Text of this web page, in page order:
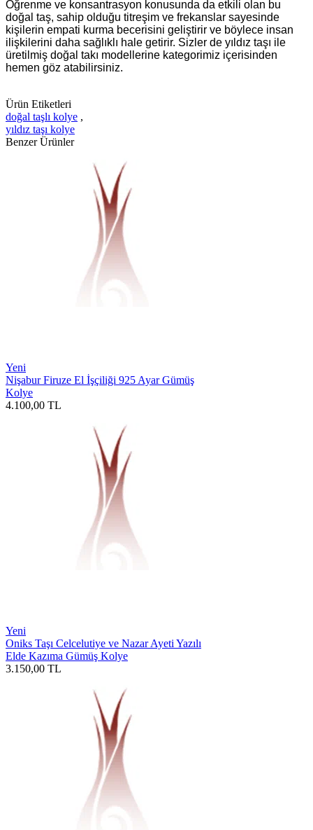
Öğrenme ve konsantrasyon konusunda da etkili olan bu
doğal taş, sahip olduğu titreşim ve frekanslar sayesinde
kişilerin empati kurma becerisini geliştirir ve böylece insan
ilişkilerini daha sağlıklı hale getirir. Sizler de yıldız taşı ile
üretilmiş doğal takı modellerine kategorimiz içerisinden
hemen göz atabilirsiniz.
Ürün Etiketleri
doğal taşlı kolye ,
yıldız taşı kolye
Benzer Ürünler
Yeni
Nişabur Firuze El İşçiliği 925 Ayar Gümüş
Kolye
4.100,00 TL
Yeni
Oniks Taşı Celcelutiye ve Nazar Ayeti Yazılı
Elde Kazıma Gümüş Kolye
3.150,00 TL